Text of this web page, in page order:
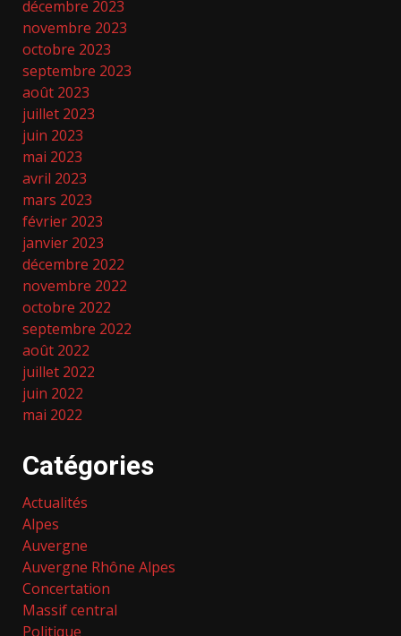
décembre 2023
novembre 2023
octobre 2023
septembre 2023
août 2023
juillet 2023
juin 2023
mai 2023
avril 2023
mars 2023
février 2023
janvier 2023
décembre 2022
novembre 2022
octobre 2022
septembre 2022
août 2022
juillet 2022
juin 2022
mai 2022
Catégories
Actualités
Alpes
Auvergne
Auvergne Rhône Alpes
Concertation
Massif central
Politique